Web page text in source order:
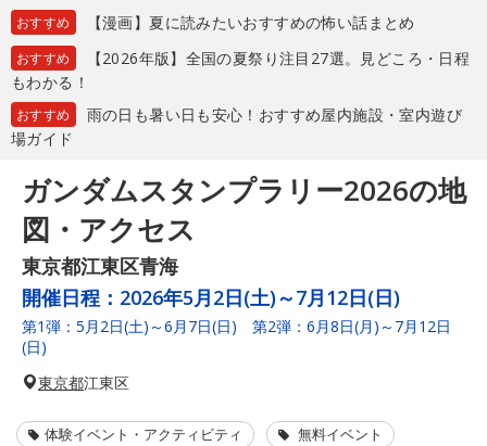
おすすめ 【漫画】夏に読みたいおすすめの怖い話まとめ
おすすめ
【2026年版】全国の夏祭り注目27選。見どころ・日程
もわかる！
おすすめ
雨の日も暑い日も安心！おすすめ屋内施設・室内遊び
場ガイド
ガンダムスタンプラリー2026の地
図・アクセス
東京都江東区青海
開催日程： 2026年5月2日(土)～7月12日(日)
第1弾：5月2日(土)～6月7日(日) 第2弾：6月8日(月)～7月12日
(日)
東京都江東区
体験イベント・アクティビティ 無料イベント